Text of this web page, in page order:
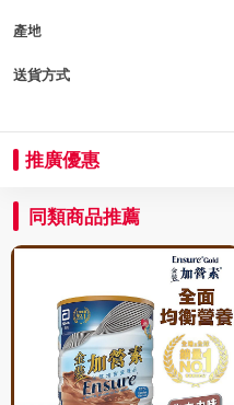
產地
送貨方式
推廣優惠
同類商品推薦